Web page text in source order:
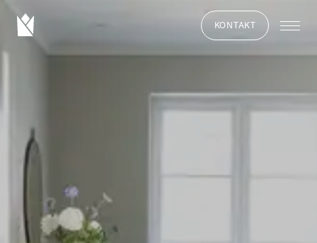
KONTAKT